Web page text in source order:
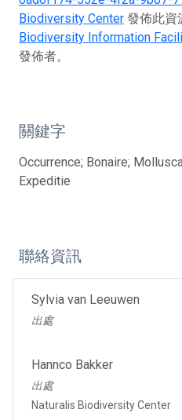
Biodiversity Center 發佈此資
Biodiversity Information
發佈者。
關鍵字
Occurrence; Bonaire;
Expeditie
聯絡資訊
Sylvia van Leeuwen
出處
Hannco Bakker
出處
Naturalis Biodiversity Center